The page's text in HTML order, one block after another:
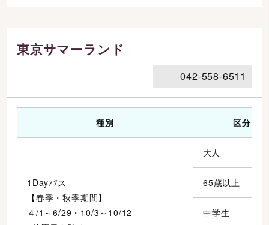
東京サマーランド
042-558-6511
種別 区分
1Dayパス
【春季・秋季期間】
４/1～6/29・10/3～10/12
大人
65歳以上
中学生